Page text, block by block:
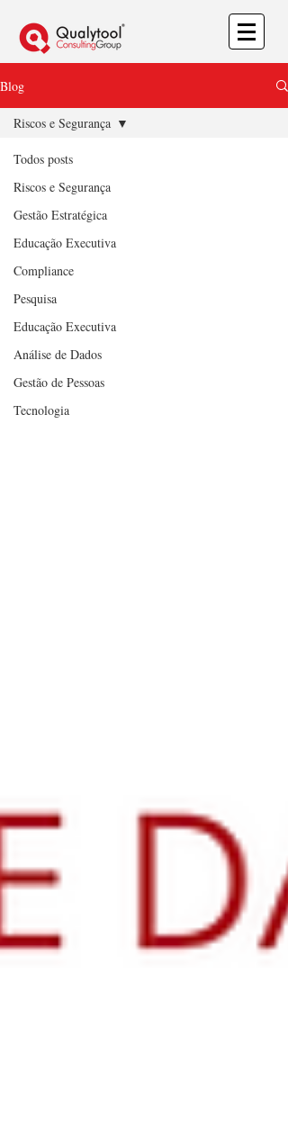
Blog
Todos posts
Riscos e Segurança
Gestão Estratégica
Educação Executiva
Compliance
Pesquisa
Educação Executiva
Análise de Dados
Gestão de Pessoas
Tecnologia
Riscos e Segurança